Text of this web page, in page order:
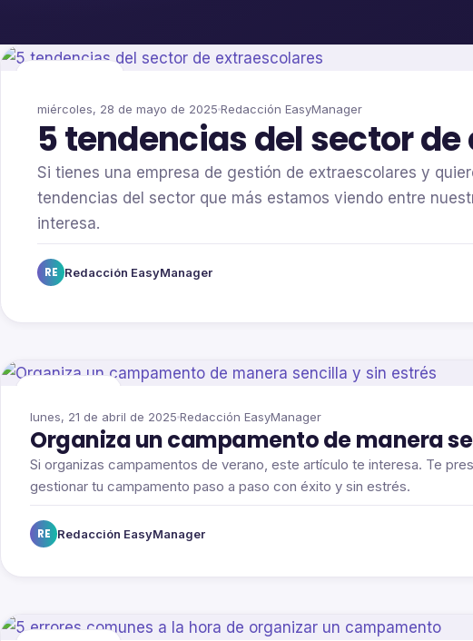
miércoles, 28 de mayo de 2025 Redacción EasyManager
5 tendencias del sector
Si tienes una empresa de gestión de extraescolares y
tendencias del sector que más estamos viendo entre
interesa.
RE Redacción EasyManager
lunes, 21 de abril de 2025 Redacción EasyManager
Organiza un campamento de manera
Si organizas campamentos de verano, este artículo te interesa. Te
gestionar tu campamento paso a paso con éxito y sin estrés.
RE Redacción EasyManager